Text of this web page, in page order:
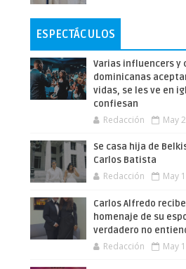
ESPECTÁCULOS
Varias influencers y
dominicanas
vidas, se les ve en
confiesan
Redacción May
Se casa hija de
Carlos Batista
Redacción May
Carlos Alfredo
homenaje de su
verdadero no
Redacción May